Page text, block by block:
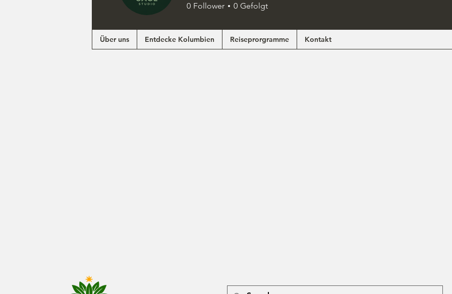
0 Follower 0 Gefolgt
Über uns Entdecke Kolumbien Reiseprorgramme Kontakt